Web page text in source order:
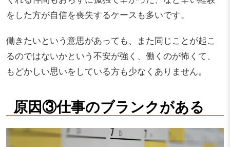
をした方が自信を喪失するケースも多いです。
働きたいという意思があっても、また同じことが起こ
るのではないかという不安が強く、働くのが怖くて、
もどかしい思いをしている方も少なくありません。
原因③仕事のブランクがある